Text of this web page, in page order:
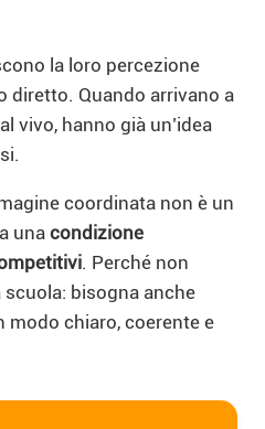
la loro percezione
diretto. Quando arrivano a
vivo, hanno già un’idea
coordinata non è un
una condizione
. Perché non
bisogna anche
modo chiaro, coerente e